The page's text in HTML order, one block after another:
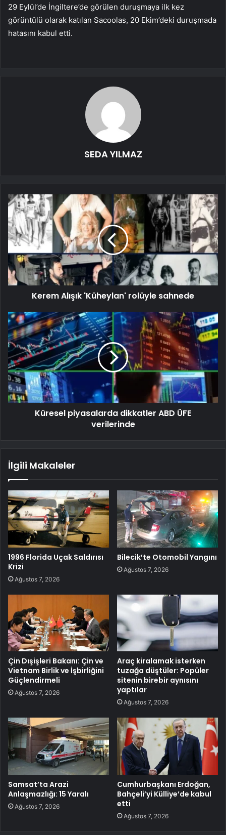
29 Eylül’de İngiltere’de görülen duruşmaya ilk kez
görüntülü olarak katılan Sacoolas, 20 Ekim’deki duruşmada
hatasını kabul etti.
SEDA YILMAZ
Kerem Alışık 'Küheylan' rolüyle sahnede
Küresel piyasalarda dikkatler ABD ÜFE
verilerinde
İlgili Makaleler
1996 Florida Uçak Saldırısı
Krizi
Ağustos 7, 2026
Bilecik’te Otomobil Yangını
Ağustos 7, 2026
Çin Dışişleri Bakanı: Çin ve
Vietnam Birlik ve İşbirliğini
Güçlendirmeli
Ağustos 7, 2026
Araç kiralamak isterken
tuzağa düştüler: Popüler
sitenin birebir aynısını
yaptılar
Ağustos 7, 2026
Samsat’ta Arazi
Anlaşmazlığı: 15 Yaralı
Ağustos 7, 2026
Cumhurbaşkanı Erdoğan,
Bahçeli’yi Külliye’de kabul
etti
Ağustos 7, 2026